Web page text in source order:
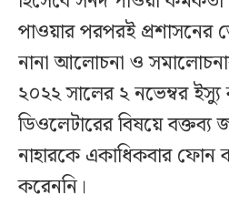
পাওয়ার পরপরই প্রশাসনের
নানা আলোচনা ও
২০২২ সালের ২ নভেম্বর
ডিওলেটারের বিষয়ে
নাহারকে একাধিকবার ফোন
করেননি।